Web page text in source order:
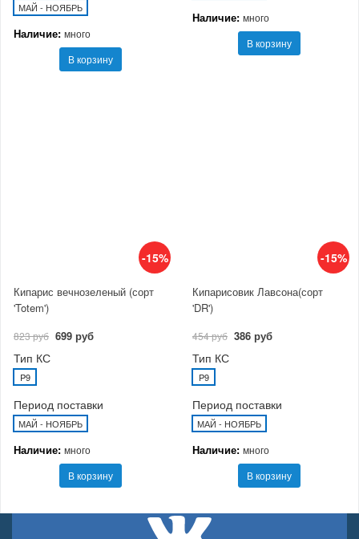
МАЙ - НОЯБРЬ
Наличие: много
В корзину
Наличие: много
В корзину
-15%
Кипарис вечнозеленый (сорт
'Totem')
823 руб 699 руб
Тип КС
P9
Период поставки
МАЙ - НОЯБРЬ
Наличие: много
В корзину
-15%
Кипарисовик Лавсона(сорт
'DR')
454 руб 386 руб
Тип КС
P9
Период поставки
МАЙ - НОЯБРЬ
Наличие: много
В корзину